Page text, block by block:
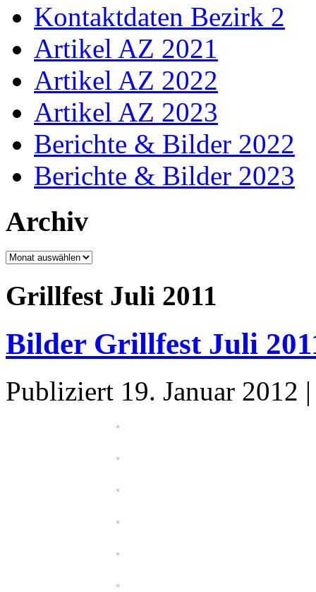
Kontaktdaten Bezirk 2
Artikel AZ 2021
Artikel AZ 2022
Artikel AZ 2023
Berichte & Bilder 2022
Berichte & Bilder 2023
Archiv
Archiv
Grillfest Juli 2011
Bilder Grillfest Juli
Publiziert 19. Januar 2012